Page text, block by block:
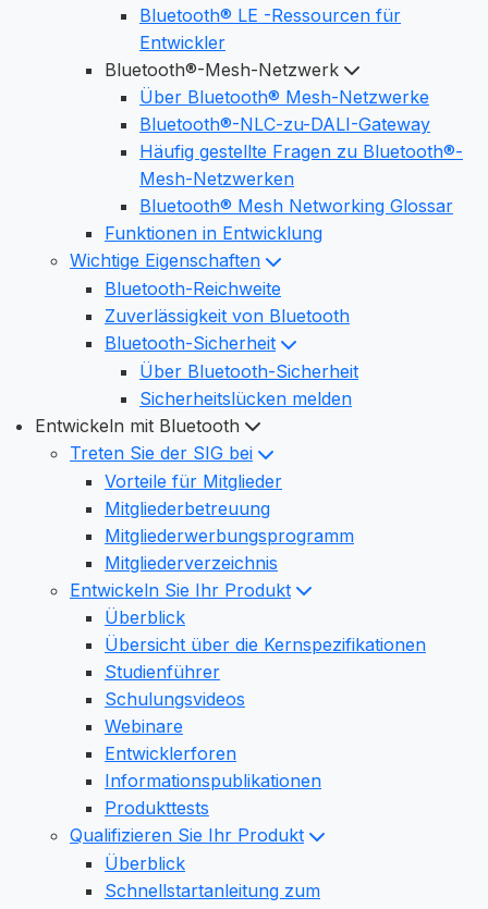
Bluetooth® LE -Ressourcen für
Entwickler
Bluetooth®-Mesh-Netzwerk
Über Bluetooth® Mesh-Netzwerke
Bluetooth®-NLC-zu-DALI-Gateway
Häufig gestellte Fragen zu Bluetooth®-
Mesh-Netzwerken
Bluetooth® Mesh Networking Glossar
Funktionen in Entwicklung
Wichtige Eigenschaften
Bluetooth-Reichweite
Zuverlässigkeit von Bluetooth
Bluetooth-Sicherheit
Über Bluetooth-Sicherheit
Sicherheitslücken melden
Entwickeln mit Bluetooth
Treten Sie der SIG bei
Vorteile für Mitglieder
Mitgliederbetreuung
Mitgliederwerbungsprogramm
Mitgliederverzeichnis
Entwickeln Sie Ihr Produkt
Überblick
Übersicht über die Kernspezifikationen
Studienführer
Schulungsvideos
Webinare
Entwicklerforen
Informationspublikationen
Produkttests
Qualifizieren Sie Ihr Produkt
Überblick
Schnellstartanleitung zum